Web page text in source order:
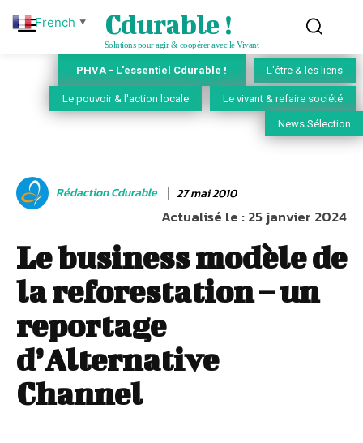
Cdurable !
Solutions pour agir & coopérer avec le Vivant
PHVA - L'essentiel Cdurable ! L'être & les liens
Le pouvoir & l'action locale Le vivant & refaire société
News Sélection
Rédaction Cdurable 27 mai 2010
Actualisé le :25 janvier 2024
Le business modèle de
la reforestation – un
reportage
d’Alternative
Channel
French ▼